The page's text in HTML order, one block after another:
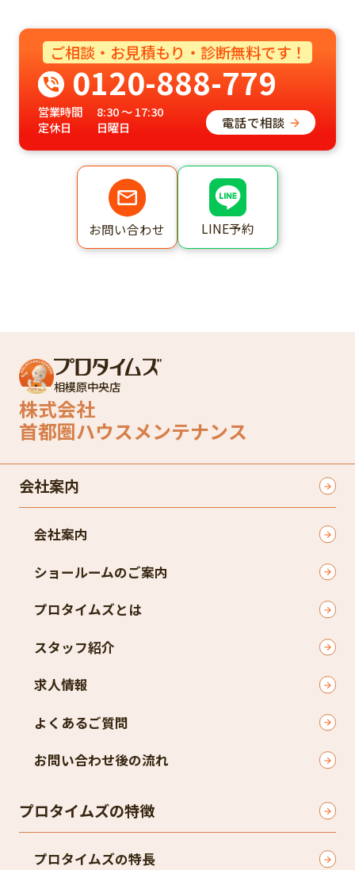
ご相談・お見積もり・診断無料です！
0120-888-779
営業時間
8:30 ～ 17:30
定休日
日曜日 電話で相談
お問い合わせ LINE予約
相模原中央店
株式会社
首都圏ハウスメンテナンス
会社案内
会社案内
ショールームのご案内
プロタイムズとは
スタッフ紹介
求人情報
よくあるご質問
お問い合わせ後の流れ
プロタイムズの特徴
プロタイムズの特長